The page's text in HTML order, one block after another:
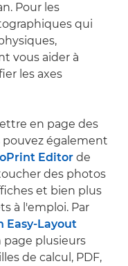
Pour les
qui
vous aider à
les axes
en page des
pouvez également
Editor de
des photos
et bien plus
à l'emploi. Par
Easy-Layout
page plusieurs
de calcul, PDF,